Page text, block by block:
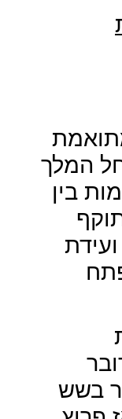
המלך
בין
בשש